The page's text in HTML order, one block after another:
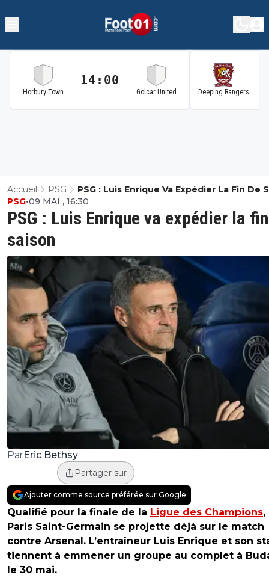
Horbury Town
14:00
Golcar United Deeping Rangers
Accueil PSG PSG : Luis Enrique Va Expédier La Fin De
PSG : Luis Enrique va expédier la
saison
PSG•09 MAI , 16:30
ParEric Bethsy
Partager sur
Ajouter comme source préférée sur Google
Qualifié pour la finale de la Ligue des Champions,
Paris Saint-Germain se projette déjà sur le match
contre Arsenal. L’entraîneur Luis Enrique et son
tiennent à emmener un groupe au complet à
le 30 mai.